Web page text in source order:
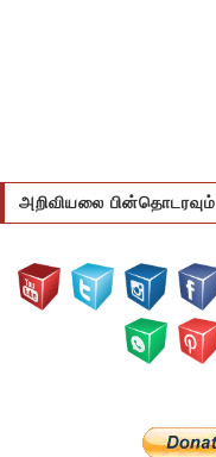
அறிவியலை பின்தொடரவும்